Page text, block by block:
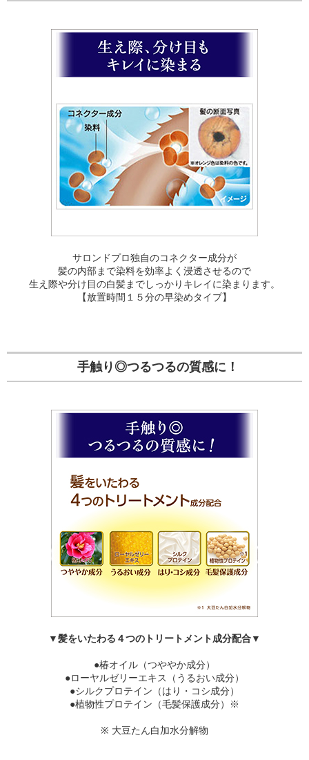
サロンドプロ独自のコネクター成分が
髪の内部まで染料を効率よく浸透させるので
生え際や分け目の白髪までしっかりキレイに染まります。
【放置時間１５分の早染めタイプ】
手触り◎つるつるの質感に！
▼髪をいたわる４つのトリートメント成分配合▼
●椿オイル（つややか成分）
●ローヤルゼリーエキス（うるおい成分）
●シルクプロテイン（はり・コシ成分）
●植物性プロテイン（毛髪保護成分）※
※ 大豆たん白加水分解物